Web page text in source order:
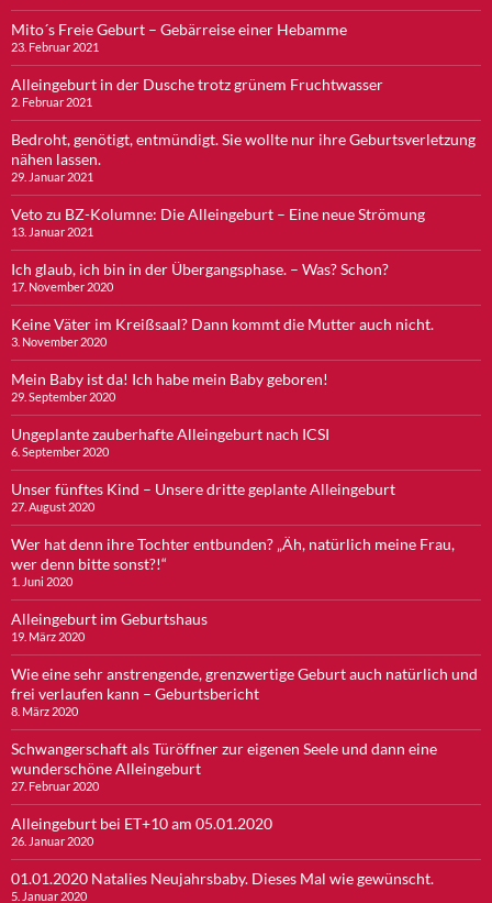
Mito´s Freie Geburt – Gebärreise einer Hebamme
23. Februar 2021
Alleingeburt in der Dusche trotz grünem Fruchtwasser
2. Februar 2021
Bedroht, genötigt, entmündigt. Sie wollte nur ihre Geburtsverletzung
nähen lassen.
29. Januar 2021
Veto zu BZ-Kolumne: Die Alleingeburt – Eine neue Strömung
13. Januar 2021
Ich glaub, ich bin in der Übergangsphase. – Was? Schon?
17. November 2020
Keine Väter im Kreißsaal? Dann kommt die Mutter auch nicht.
3. November 2020
Mein Baby ist da! Ich habe mein Baby geboren!
29. September 2020
Ungeplante zauberhafte Alleingeburt nach ICSI
6. September 2020
Unser fünftes Kind – Unsere dritte geplante Alleingeburt
27. August 2020
Wer hat denn ihre Tochter entbunden? „Äh, natürlich meine Frau,
wer denn bitte sonst?!“
1. Juni 2020
Alleingeburt im Geburtshaus
19. März 2020
Wie eine sehr anstrengende, grenzwertige Geburt auch natürlich und
frei verlaufen kann – Geburtsbericht
8. März 2020
Schwangerschaft als Türöffner zur eigenen Seele und dann eine
wunderschöne Alleingeburt
27. Februar 2020
Alleingeburt bei ET+10 am 05.01.2020
26. Januar 2020
01.01.2020 Natalies Neujahrsbaby. Dieses Mal wie gewünscht.
5. Januar 2020